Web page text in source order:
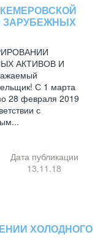
ЗАРУБЕЖНЫХ
АКТИВОВ И
С 1 марта
28 февраля 2019
с
Дата публикации
13.11.18
ХОЛОДНОГО